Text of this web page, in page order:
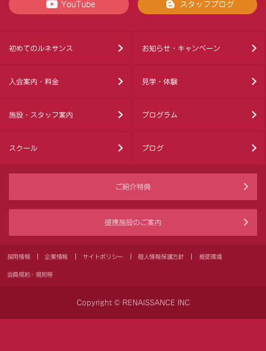
YouTube スタッフブログ
初めてのルネサンス お知らせ・キャンペーン
入会案内・料金 見学・体験
施設・スタッフ案内 プログラム
スクール ブログ
ご紹介特典
提携施設のご案内
採用情報 企業情報 サイトポリシー 個人情報保護方針 推奨環境
会員規約・規則等
Copyright © RENAISSANCE INC